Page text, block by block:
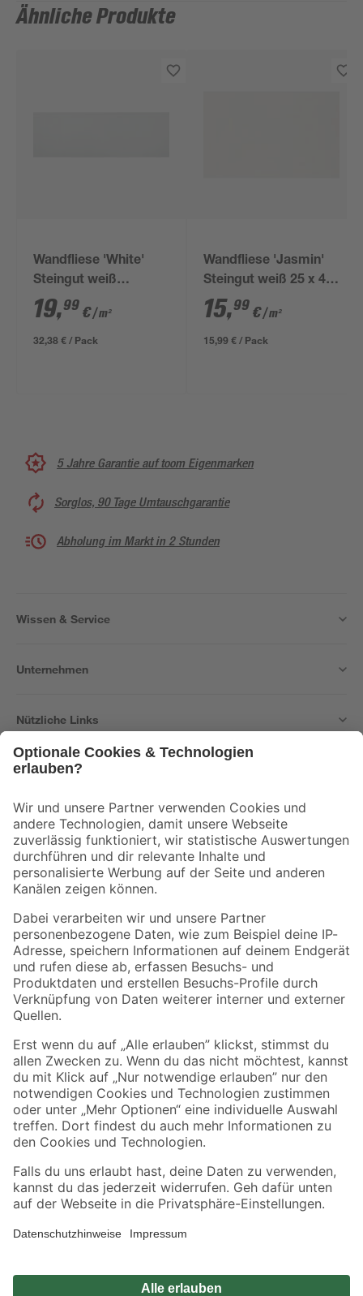
Ähnliche Produkte
Wandfliese 'White'
Steingut weiß
glänzend 30 x 90 cm
19,99 €/ m²
32,38 € / Pack
Wandfliese 'Jasmin'
Steingut weiß 25 x 40
cm
15,99 €/ m²
15,99 € / Pack
5 Jahre Garantie auf toom Eigenmarken
Sorglos, 90 Tage Umtauschgarantie
Abholung im Markt in 2 Stunden
Wissen & Service
Unternehmen
Nützliche Links
Der toom Newsletter: Keine Angebote und Aktionen mehr verpassen!
Zur Newsletter Anmeldung
Folge uns
Zahlungsarten Versandarten
Sicher einkaufen
Jetzt die toom-App herunterladen
Alle Preisangaben in EUR inkl. gesetzl. MwSt.. Die dargestellten Angebote sind unter
Umständen nicht in allen Märkten verfügbar. Die angegebenen Verfügbarkeiten beziehen
Produkte nur solange der Vorrat reicht.
*Paketversand ab 59 € versandkostenfrei, gilt nicht für Artikel mit Speditionsversand, hier
Privatsphäre Impressum